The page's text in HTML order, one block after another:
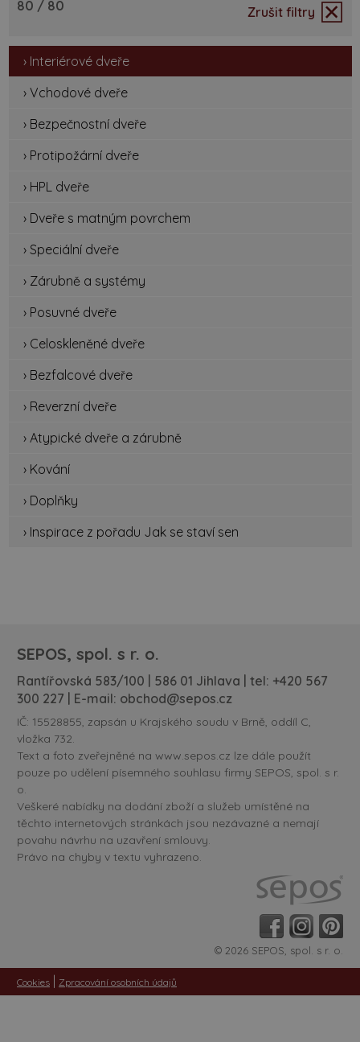
80 / 80 Zrušit filtry
› Interiérové dveře
› Vchodové dveře
› Bezpečnostní dveře
› Protipožární dveře
› HPL dveře
› Dveře s matným povrchem
› Speciální dveře
› Zárubně a systémy
› Posuvné dveře
› Celoskleněné dveře
› Bezfalcové dveře
› Reverzní dveře
› Atypické dveře a zárubně
› Kování
› Doplňky
› Inspirace z pořadu Jak se staví sen
SEPOS, spol. s r. o.
Rantířovská 583/100 | 586 01 Jihlava | tel: +420 567
300 227 | E-mail: obchod@sepos.cz
IČ: 15528855, zapsán u Krajského soudu v Brně, oddíl C,
vložka 732.
Text a foto zveřejněné na www.sepos.cz lze dále použít
pouze po udělení písemného souhlasu firmy SEPOS, spol. s r.
o.
Veškeré nabídky na dodání zboží a služeb umístěné na
těchto internetových stránkách jsou nezávazné a nemají
povahu návrhu na uzavření smlouvy.
Právo na chyby v textu vyhrazeno.
© 2026 SEPOS, spol. s r. o.
Cookies Zpracování osobních údajů